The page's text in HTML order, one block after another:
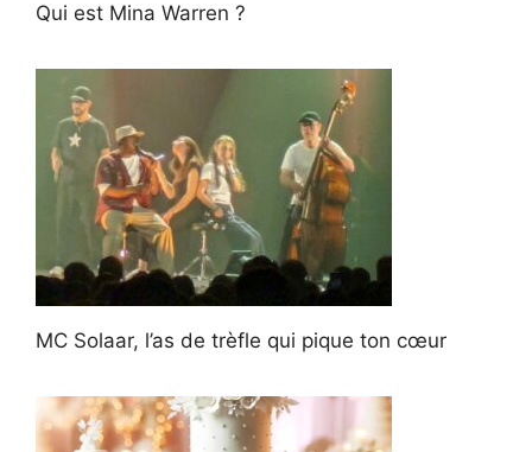
Qui est Mina Warren ?
MC Solaar, l’as de trèfle qui pique ton cœur